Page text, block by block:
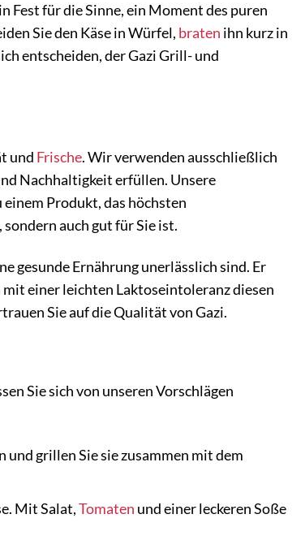
Fest für die Sinne, ein Moment des puren
Sie den Käse in Würfel, braten ihn kurz in
entscheiden, der Gazi Grill- und
und Frische. Wir verwenden ausschließlich
Nachhaltigkeit erfüllen. Unsere
Produkt, das höchsten
auch gut für Sie ist.
gesunde Ernährung unerlässlich sind. Er
einer leichten Laktoseintoleranz diesen
Sie auf die Qualität von Gazi.
Sie sich von unseren Vorschlägen
und grillen Sie sie zusammen mit dem
Mit Salat,Tomaten und einer leckeren Soße